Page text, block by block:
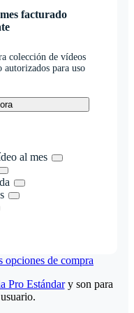
facturado
colección de vídeos
para uso
al mes
opciones de compra
Pro Estándary son para